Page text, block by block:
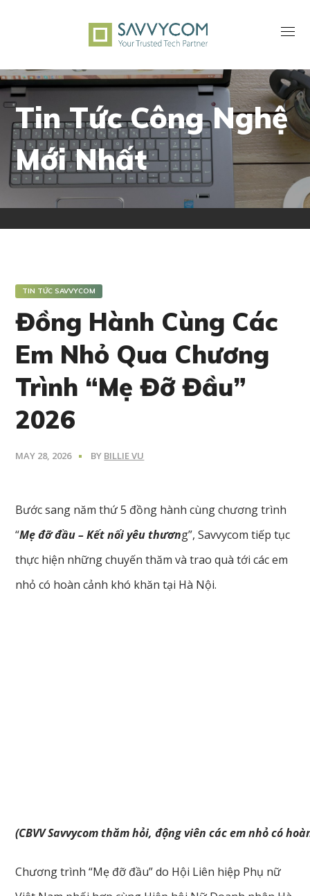
Tin Tức Công Nghệ
Mới Nhất
TIN TỨC SAVVYCOM
Đồng Hành Cùng Các
Em Nhỏ Qua Chương
Trình “Mẹ Đỡ Đầu”
2026
MAY 28, 2026 BY BILLIE VU
Bước sang năm thứ 5 đồng hành cùng chương trình
“Mẹ đỡ đầu – Kết nối yêu thương”, Savvycom tiếp tục
thực hiện những chuyến thăm và trao quà tới các em
nhỏ có hoàn cảnh khó khăn tại Hà Nội.
(CBVV Savvycom thăm hỏi, động viên các em nhỏ có
Chương trình “Mẹ đỡ đầu” do Hội Liên hiệp Phụ nữ